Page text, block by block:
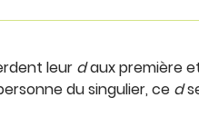
leur daux première
du singulier, ce d